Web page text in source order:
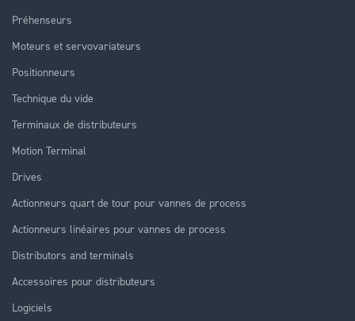
Préhenseurs
Moteurs et servovariateurs
Positionneurs
Technique du vide
Terminaux de distributeurs
Motion Terminal
Drives
Actionneurs quart de tour pour vannes de process
Actionneurs linéaires pour vannes de process
Distributors and terminals
Accessoires pour distributeurs
Logiciels